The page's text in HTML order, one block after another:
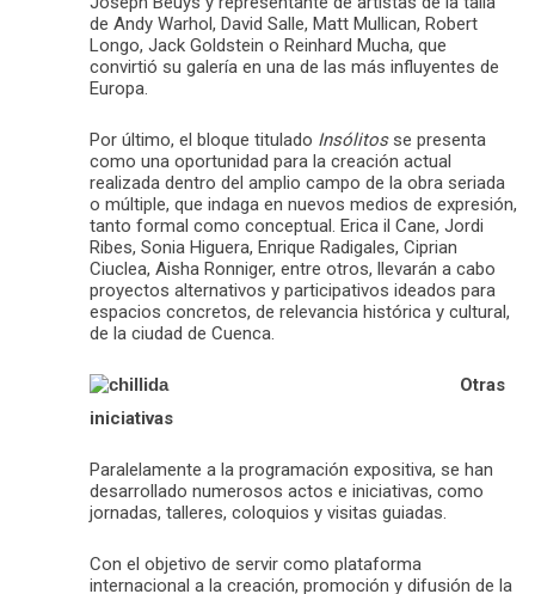
de Andy Warhol, David Salle, Matt Mullican, Robert
Longo, Jack Goldstein o Reinhard Mucha, que
convirtió su galería en una de las más influyentes de
Europa.
Por último, el bloque titulado Insólitosse presenta
como una oportunidad para la creación actual
realizada dentro del amplio campo de la obra seriada
o múltiple, que indaga en nuevos medios de expresión,
tanto formal como conceptual. Erica il Cane, Jordi
Ribes, Sonia Higuera, Enrique Radigales, Ciprian
Ciuclea, Aisha Ronniger, entre otros, llevarán a cabo
proyectos alternativos y participativos ideados para
espacios concretos, de relevancia histórica y cultural,
de la ciudad de Cuenca.
Otras
iniciativas
Paralelamente a la programación expositiva, se han
desarrollado numerosos actos e iniciativas, como
jornadas, talleres, coloquios y visitas guiadas.
Con el objetivo de servir como plataforma
internacional a la creación, promoción y difusión de la